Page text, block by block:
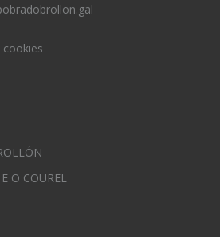
cookies
O COUREL